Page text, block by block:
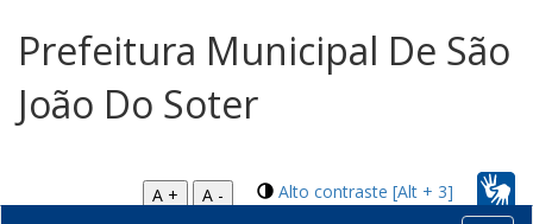
Prefeitura Municipal De São
João Do Soter
Alto contraste [Alt + 3]
A +
A -